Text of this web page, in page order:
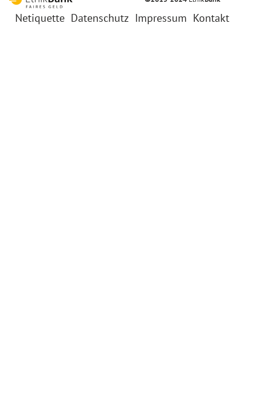
Netiquette Datenschutz Impressum Kontakt